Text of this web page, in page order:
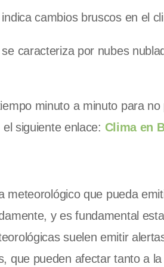
cambios bruscos en el
caracteriza por nubes
minuto a minuto para
siguiente enlace: Clima en
meteorológico que pueda
y es fundamental
suelen emitir
que pueden afectar tanto a